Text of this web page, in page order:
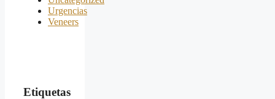
Urgencias
Veneers
Etiquetas